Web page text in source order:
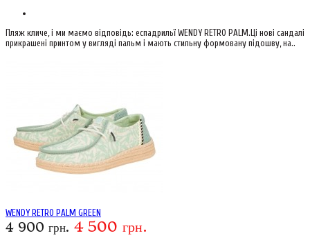
Пляж кличе, і ми маємо відповідь: еспадрильї WENDY RETRO PALM.Ці нові сандалі
прикрашені принтом у вигляді пальм і мають стильну формовану підошву, на..
WENDY RETRO PALM GREEN
4 900 грн. 4 500 грн.